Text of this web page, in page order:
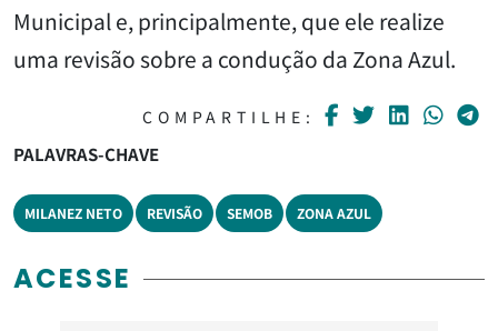
Municipal e, principalmente, que ele realize
uma revisão sobre a condução da Zona Azul.
COMPARTILHE:
PALAVRAS-CHAVE
MILANEZ NETO REVISÃO SEMOB ZONA AZUL
ACESSE